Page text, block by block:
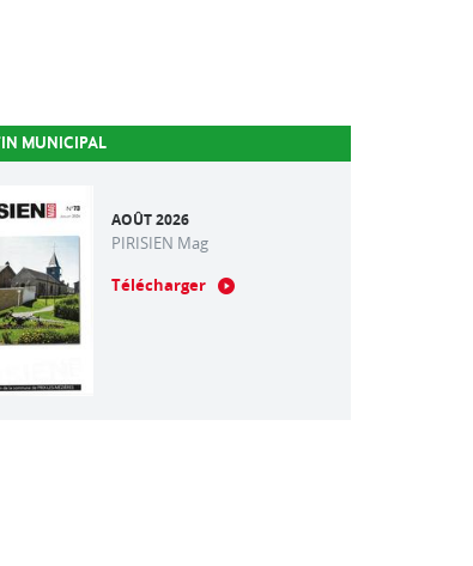
MUNICIPAL
AOÛT 2026
PIRISIEN Mag
Télécharger